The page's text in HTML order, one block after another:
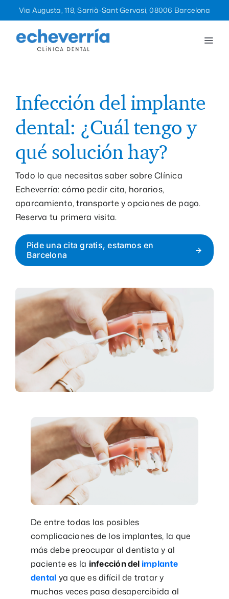
Saltar
al
contenido
Via Augusta, 118, Sarrià-Sant Gervasi, 08006 Barcelona
La clínica
Equipo
Blog
Contacto
1ª Cita Gratis
Infección del implante
dental: ¿Cuál tengo y
qué solución hay?
Todo lo que necesitas saber sobre Clínica
Echeverría: cómo pedir cita, horarios,
aparcamiento, transporte y opciones de pago.
Reserva tu primera visita.
Pide una cita gratis, estamos en
Barcelona
De entre todas las posibles
complicaciones de los implantes, la que
más debe preocupar al dentista y al
paciente es la infección del implante
dental ya que es difícil de tratar y
muchas veces pasa desapercibida al